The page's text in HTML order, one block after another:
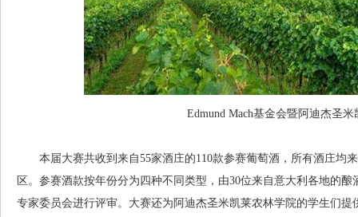
Edmund Mach基金会暨阿迪杰圣
本届大赛共收到来自55家酒庄的110款参赛葡萄酒，所有酒庄均
区。参赛酒款按年份分为四种不同类型，由30位来自意大利各地的
专家委员会进行评审。大赛还为阿迪杰圣米凯莱农林学院的学生们